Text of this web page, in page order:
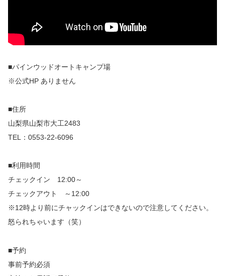
■パインウッドオートキャンプ場
※公式HP ありません
■住所
山梨県山梨市大工2483
TEL：0553-22-6096
​■利用時間
チェックイン 12:00～
チェックアウト ～12:00
※12時より前にチャックインはできないので注意してください。
怒られちゃいます（笑）
■予約
事前予約必須